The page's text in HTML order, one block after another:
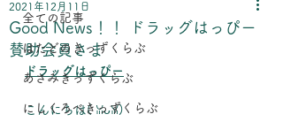
全ての記事
はたどのきっずくらぶ
あさみきっずくらぶ
にしくろべきっずくらぶ
Good News！！ ドラッグはっぴー
賛助会員さま
2021年12月11日
ドラッグはっぴー
こんにちは( ꈍᴗꈍ)